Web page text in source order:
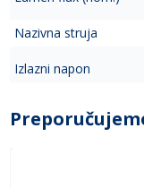
Nazivna struja
Izlazni napon